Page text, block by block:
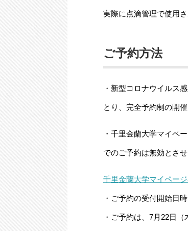
実際に点滴管理で使用
ご予約方法
・新型コロナウイルス
とり、完全予約制の開催
・千里金蘭大学マイペ
でのご予約は無効とさせ
千里金蘭大学マイペー
・ご予約の受付開始日
・ご予約は、7月22日